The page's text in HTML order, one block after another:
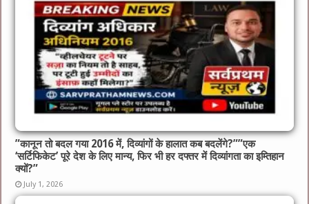
​”कानून तो बदल गया 2016 में, दिव्यांगों के हालात कब बदलेंगे?”​”एक
‘सर्टिफिकेट’ पूरे देश के लिए मान्य, फिर भी हर दफ्तर में दिव्यांगता का इम्तिहान
क्यों?”
July 1, 2026